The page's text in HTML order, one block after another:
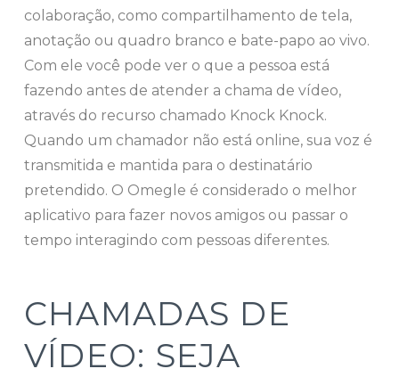
colaboração, como compartilhamento de tela,
anotação ou quadro branco e bate-papo ao vivo.
Com ele você pode ver o que a pessoa está
fazendo antes de atender a chama de vídeo,
através do recurso chamado Knock Knock.
Quando um chamador não está online, sua voz é
transmitida e mantida para o destinatário
pretendido. O Omegle é considerado o melhor
aplicativo para fazer novos amigos ou passar o
tempo interagindo com pessoas diferentes.
CHAMADAS DE
VÍDEO: SEJA